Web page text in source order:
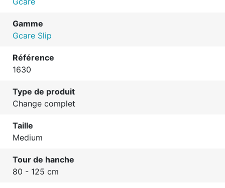
Gamme
Gcare Slip
Référence
1630
Type de produit
Change complet
Taille
Medium
Tour de hanche
80 - 125 cm